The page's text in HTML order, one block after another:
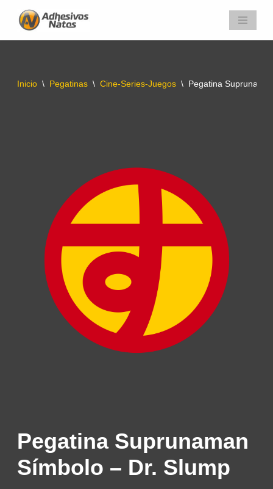
Saltar
Inicio \ Pegatinas \ Cine-Series-Juegos \ Pegatina
Pegatina Suprunaman
Símbolo – Dr. Slump